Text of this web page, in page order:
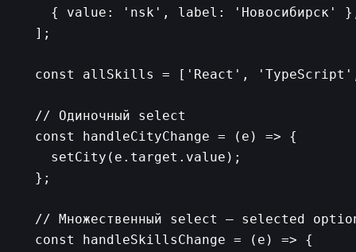
{ value: 'nsk', label: 'Новосибирск'
  ];
const allSkills = ['React',
  // Одиночный select
  const handleCityChange = (e) => {
    setCity(e.target.value);
  };
// Множественный select — selected
  const handleSkillsChange = (e) => {